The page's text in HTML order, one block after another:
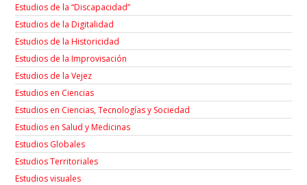
Estudios de la “Discapacidad”
Estudios de la Digitalidad
Estudios de la Historicidad
Estudios de la Improvisación
Estudios de la Vejez
Estudios en Ciencias
Estudios en Ciencias, Tecnologías y Sociedad
Estudios en Salud y Medicinas
Estudios Globales
Estudios Territoriales
Estudios visuales